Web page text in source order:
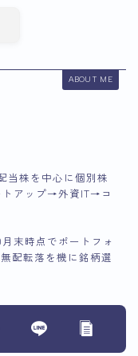
ABOUT ME
当株を中心に個別株
トアップ→外資IT→コ
末時点でポートフォ
配転落を機に銘柄選